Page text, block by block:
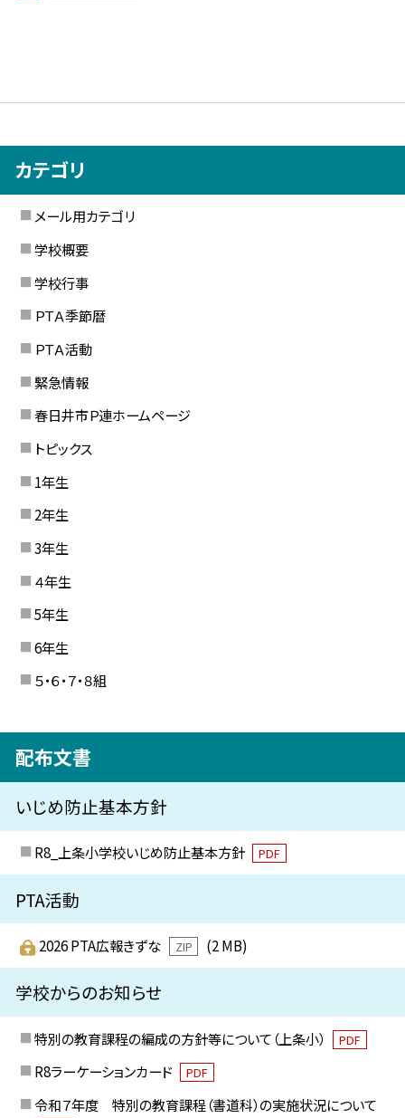
カテゴリ
メール用カテゴリ
学校概要
学校行事
ＰＴＡ季節暦
ＰＴＡ活動
緊急情報
春日井市Ｐ連ホームページ
トピックス
1年生
2年生
3年生
４年生
5年生
6年生
５・６・７・８組
配布文書
いじめ防止基本方針
R8_上条小学校いじめ防止基本方針 PDF
PTA活動
2026 PTA広報きずな ZIP (2 MB)
学校からのお知らせ
特別の教育課程の編成の方針等について（上条小） PDF
R8ラーケーションカード PDF
令和７年度 特別の教育課程（書道科）の実施状況について